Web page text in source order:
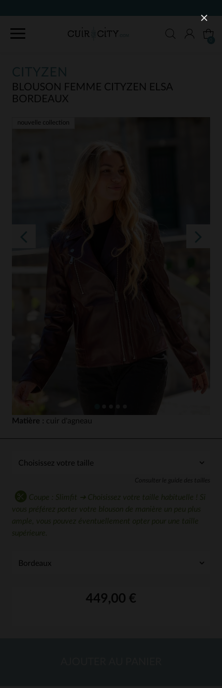
CITYZEN
BLOUSON FEMME CITYZEN ELSA
BORDEAUX
nouvelle collection
Matière : cuir d'agneau
Consulter le guide des tailles
Coupe : Slimfit ➔ Choisissez votre taille habituelle ! Si
vous préférez porter votre blouson de manière un peu plus
ample, vous pouvez éventuellement opter pour une taille
supérieure.
449,00 €